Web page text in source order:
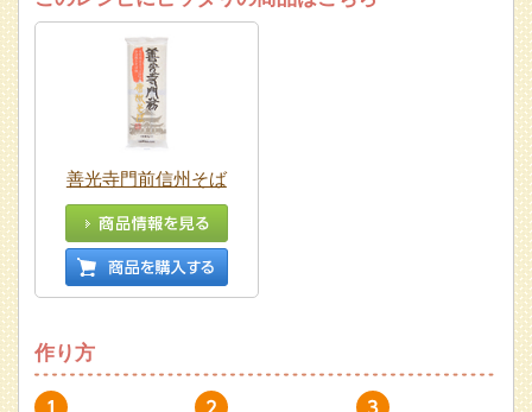
善光寺門前信州そば
作り方